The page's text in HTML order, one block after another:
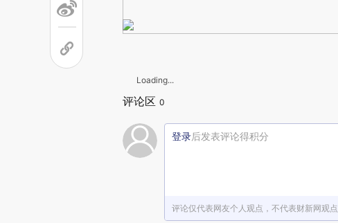
Loading...
评论区 0
登录后发表评论得积分
评论仅代表网友个人观点，不代表财新网观点